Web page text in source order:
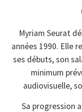
Myriam Seurat
années 1990. Elle
ses débuts, son
minimum
audiovisuelle,
Sa progression